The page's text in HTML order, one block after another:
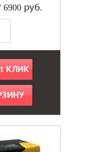
6900 руб.
КЛИК